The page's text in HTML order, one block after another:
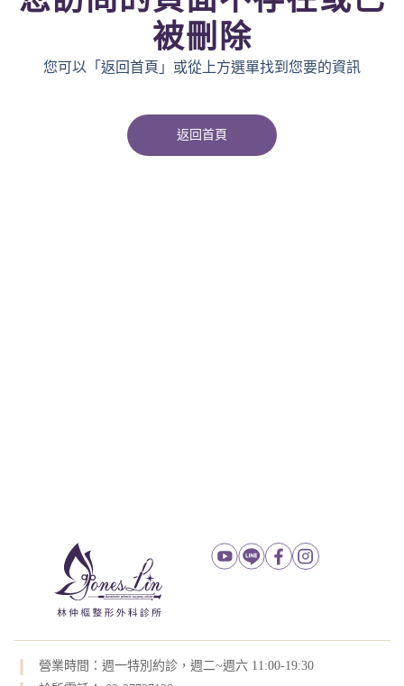
被刪除
您可以「返回首頁」或從上方選單找到您要的資訊
返回首頁
營業時間：週一特別約診，週二~週六 11:00-19:30